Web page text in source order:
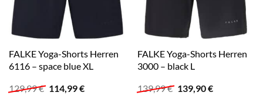
FALKE Yoga-Shorts Herren
6116 – space blue XL
129,99€ Ursprünglicher
114,99€Aktueller
FALKE Yoga-Shorts Herren
3000 – black L
139,99€ Ursprünglicher
139,90€Aktueller